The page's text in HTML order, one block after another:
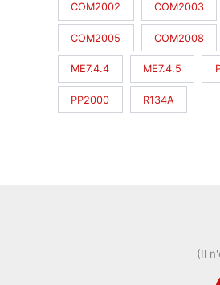
COM2002 COM2003
COM2005 COM2008
ME7.4.4 ME7.4.5
PP2000 R134A
(Il